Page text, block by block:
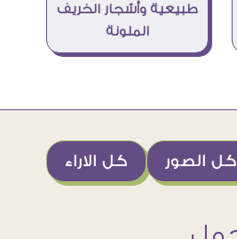
طبيعية وأشجار الخريف
الملونة
كل الاراء كل الصور